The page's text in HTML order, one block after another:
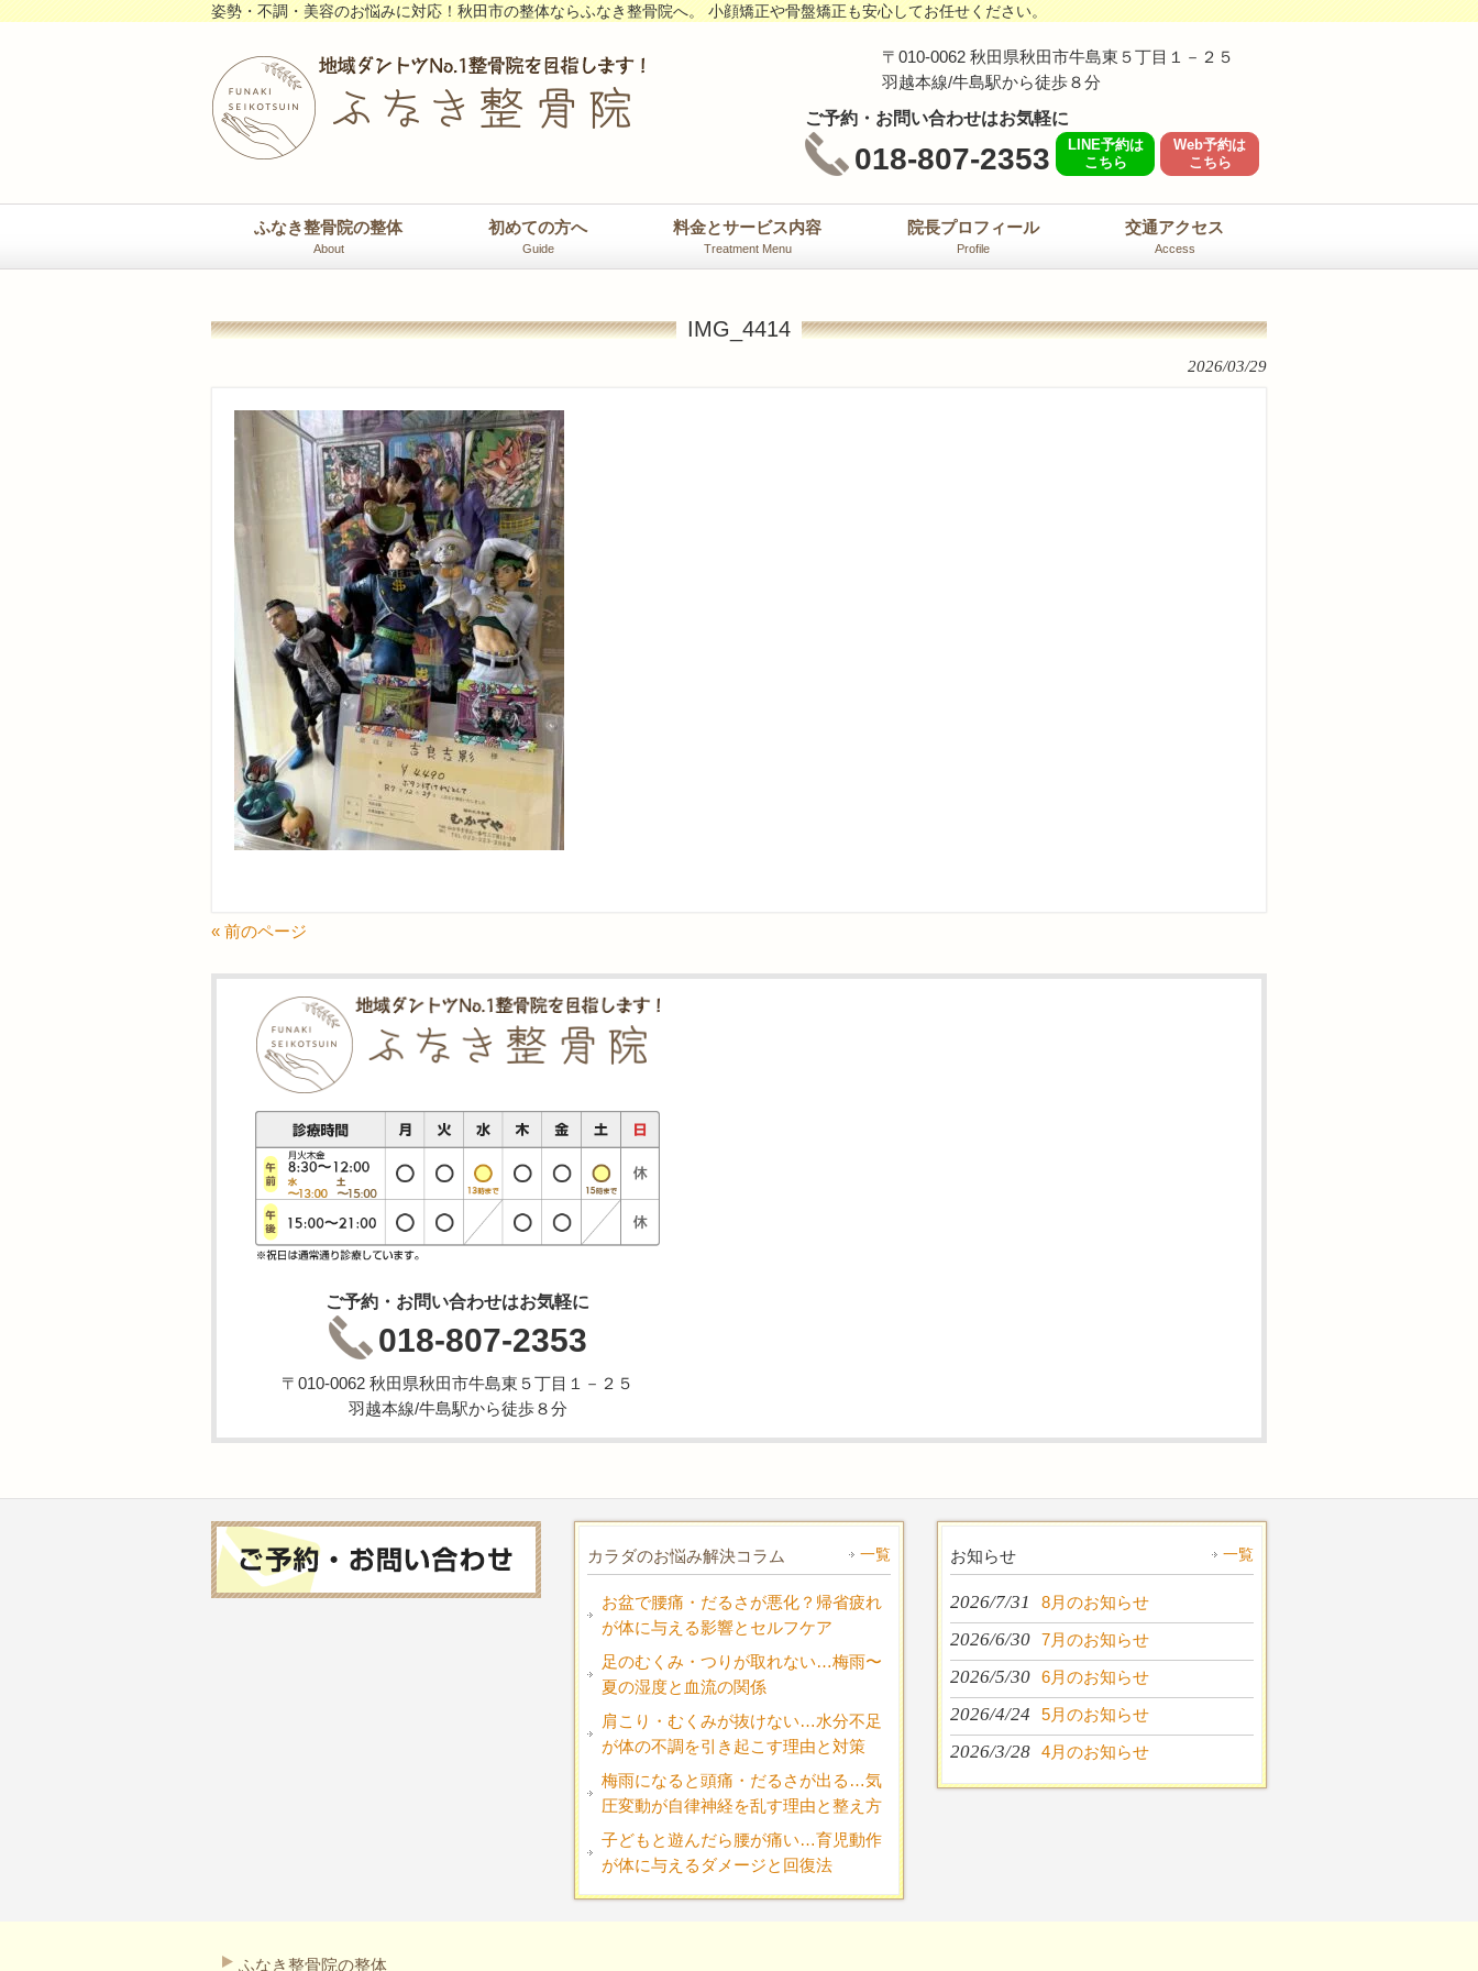
姿勢・不調・美容のお悩みに対応！秋田市の整体ならふなき整骨院へ。 小顔矯正や骨盤矯正も安心してお任せください。
〒010-0062 秋田県秋田市牛島東５丁目１－２５
羽越本線/牛島駅から徒歩８分
ご予約・お問い合わせはお気軽に
018-807-2353
LINE予約は
こちら
Web予約は
こちら
ふなき整骨院の整体
About
初めての方へ
Guide
料金とサービス内容
Treatment Menu
院長プロフィール
Profile
交通アクセス
Access
IMG_4414
2026/03/29
« 前のページ
ご予約・お問い合わせはお気軽に
018-807-2353
〒010-0062 秋田県秋田市牛島東５丁目１－２５
羽越本線/牛島駅から徒歩８分
カラダのお悩み解決コラム 一覧
お盆で腰痛・だるさが悪化？帰省疲れ
が体に与える影響とセルフケア
足のむくみ・つりが取れない…梅雨〜
夏の湿度と血流の関係
肩こり・むくみが抜けない…水分不足
が体の不調を引き起こす理由と対策
梅雨になると頭痛・だるさが出る…気
圧変動が自律神経を乱す理由と整え方
子どもと遊んだら腰が痛い…育児動作
が体に与えるダメージと回復法
お知らせ 一覧
2026/7/31 8月のお知らせ
2026/6/30 7月のお知らせ
2026/5/30 6月のお知らせ
2026/4/24 5月のお知らせ
2026/3/28 4月のお知らせ
ふなき整骨院の整体